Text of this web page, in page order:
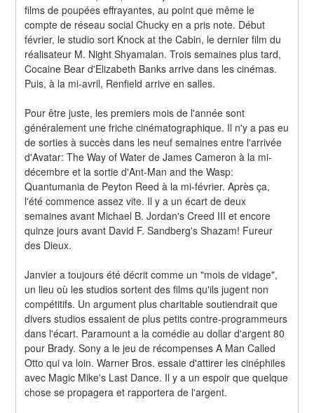
films de poupées effrayantes, au point que même le
compte de réseau social Chucky en a pris note. Début
février, le studio sort Knock at the Cabin, le dernier film du
réalisateur M. Night Shyamalan. Trois semaines plus tard,
Cocaine Bear d'Elizabeth Banks arrive dans les cinémas.
Puis, à la mi-avril, Renfield arrive en salles.
Pour être juste, les premiers mois de l'année sont
généralement une friche cinématographique. Il n'y a pas eu
de sorties à succès dans les neuf semaines entre l'arrivée
d'Avatar: The Way of Water de James Cameron à la mi-
décembre et la sortie d'Ant-Man and the Wasp:
Quantumania de Peyton Reed à la mi-février. Après ça,
l'été commence assez vite. Il y a un écart de deux
semaines avant Michael B. Jordan's Creed III et encore
quinze jours avant David F. Sandberg's Shazam! Fureur
des Dieux.
Janvier a toujours été décrit comme un "mois de vidage",
un lieu où les studios sortent des films qu'ils jugent non
compétitifs. Un argument plus charitable soutiendrait que
divers studios essaient de plus petits contre-programmeurs
dans l'écart. Paramount a la comédie au dollar d'argent 80
pour Brady. Sony a le jeu de récompenses A Man Called
Otto qui va loin. Warner Bros. essaie d'attirer les cinéphiles
avec Magic Mike's Last Dance. Il y a un espoir que quelque
chose se propagera et rapportera de l'argent.